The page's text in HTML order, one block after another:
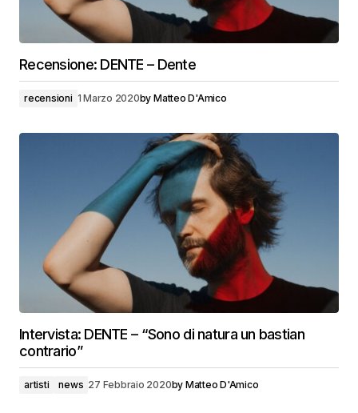
Recensione: DENTE – Dente
recensioni 1 Marzo 2020by Matteo D'Amico
Intervista: DENTE – “Sono di natura un bastian
contrario”
artisti news 27 Febbraio 2020by Matteo D'Amico